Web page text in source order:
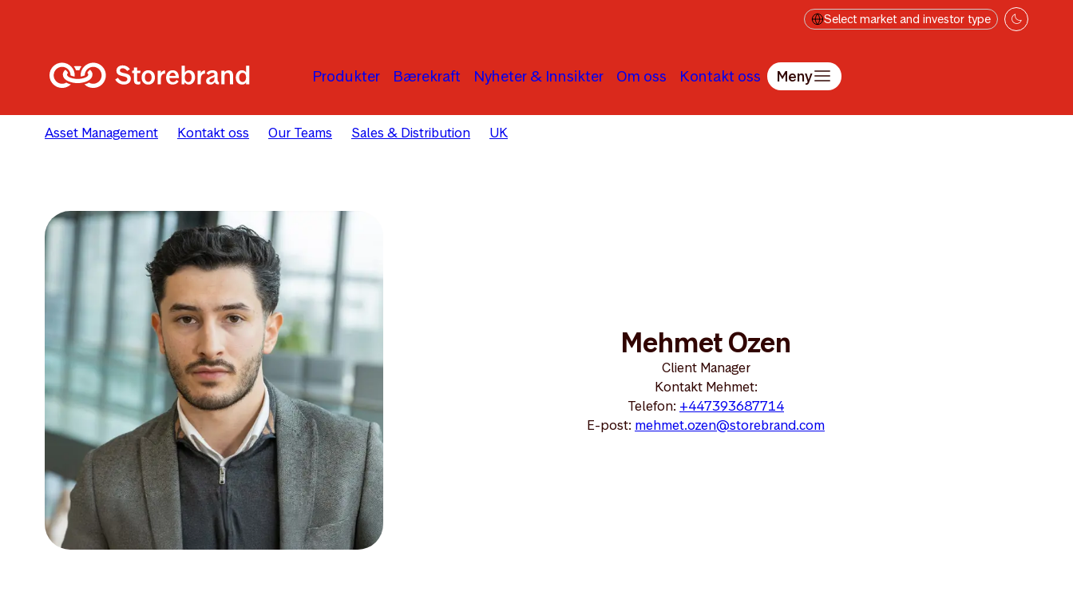
Select market and investor type
Produkter Bærekraft Nyheter & Innsikter Om oss Kontakt oss Meny
Asset Management Kontakt oss Our Teams Sales & Distribution UK
Mehmet Ozen
Client Manager
Kontakt Mehmet:
Telefon: +447393687714
E-post: mehmet.ozen@storebrand.com